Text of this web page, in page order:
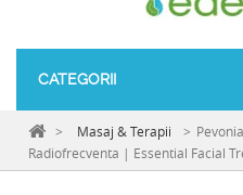
CATEGORII
> Masaj & Terapii >
Radiofrecventa | Essential Facial